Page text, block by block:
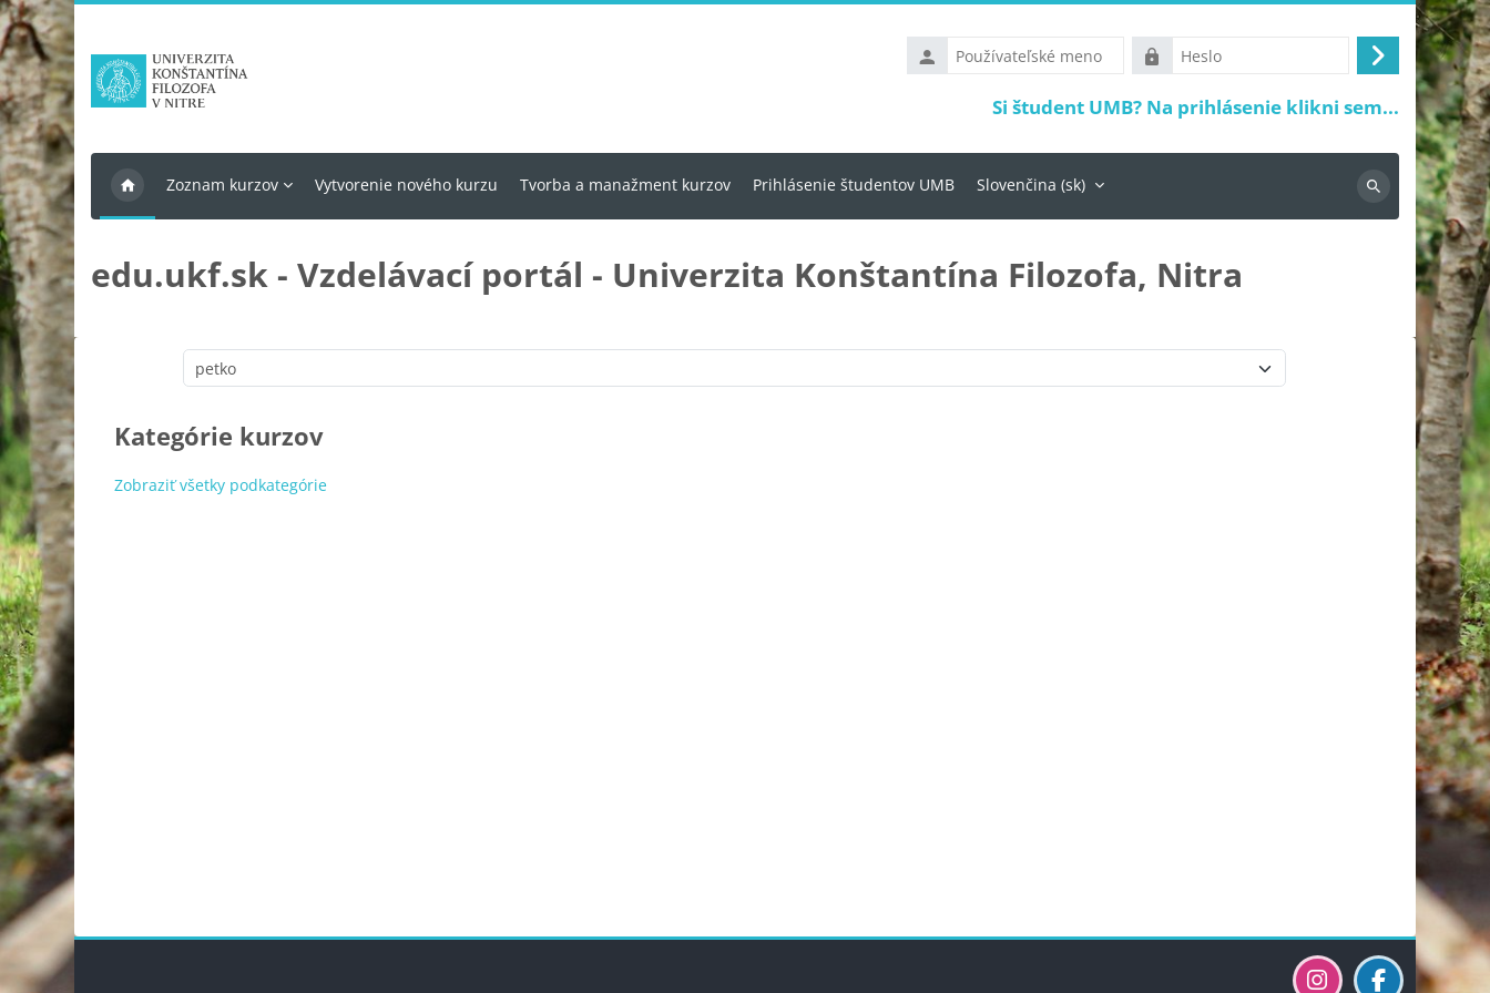
Preskočiť na hlavný obsah
Používateľské
meno
Heslo
Prihlásiť
Si študent UMB? Na prihlásenie klikni sem...
Zoznam kurzov Vytvorenie nového kurzu Tvorba a manažment kurzov Prihlásenie študentov UMB Slovenčina ‎(sk)‎
Vyhľadávanie
edu.ukf.sk - Vzdelávací portál - Univerzita Konštantína Filozofa, Nitra
Kategórie kurzov
Zobraziť všetky podkategórie